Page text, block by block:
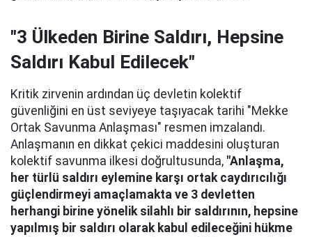
"3 Ülkeden Birine Saldırı, Hepsine
Saldırı Kabul Edilecek"
Kritik zirvenin ardından üç devletin kolektif
güvenliğini en üst seviyeye taşıyacak tarihi "Mekke
Ortak Savunma Anlaşması" resmen imzalandı.
Anlaşmanın en dikkat çekici maddesini oluşturan
kolektif savunma ilkesi doğrultusunda, "Anlaşma,
her türlü saldırı eylemine karşı ortak caydırıcılığı
güçlendirmeyi amaçlamakta ve 3 devletten
herhangi birine yönelik silahlı bir saldırının, hepsine
yapılmış bir saldırı olarak kabul edileceğini hükme